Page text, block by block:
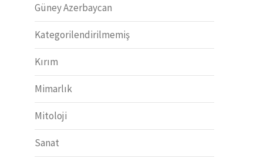
Güney Azerbaycan
Kategorilendirilmemiş
Kırım
Mimarlık
Mitoloji
Sanat